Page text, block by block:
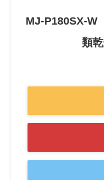
MJ-P180SX-W
類